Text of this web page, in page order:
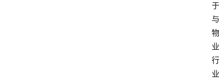
于
与
物
业
行
业